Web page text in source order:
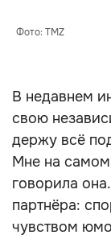
Фото: TMZ
В недавнем
свою
держу всё
Мне на
говорила
партнёра:
чувством